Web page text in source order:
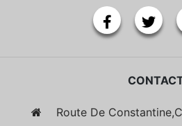
Route De